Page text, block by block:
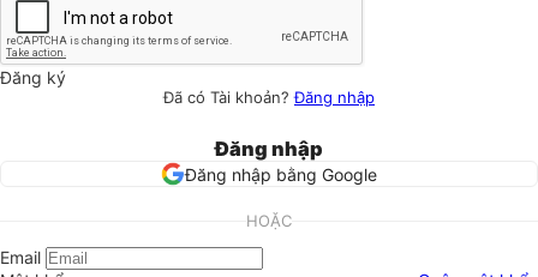
Đăng ký
Đã có Tài khoản?Đăng nhập
Đăng nhập
Đăng nhập bằng Google
HOẶC
Email